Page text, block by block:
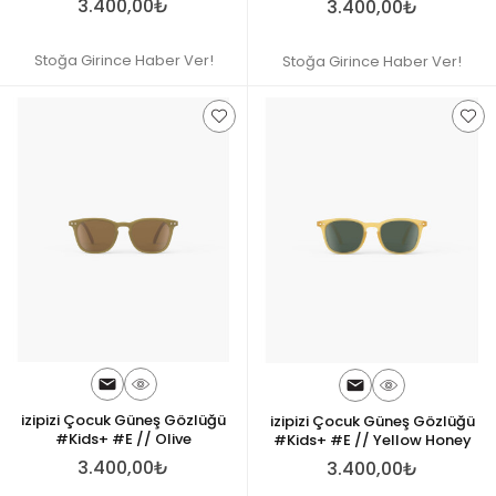
3.400,00₺
Stoğa Girince Haber Ver!
3.400,00₺
Stoğa Girince Haber Ver!
izipizi Çocuk Güneş Gözlüğü
#Kids+ #E // Olive
3.400,00₺
izipizi Çocuk Güneş Gözlüğü
#Kids+ #E // Yellow Honey
3.400,00₺